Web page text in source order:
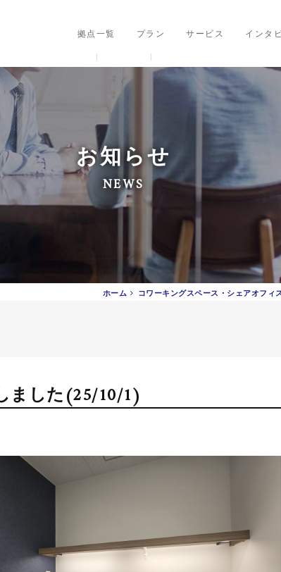
拠点一覧 プラン サービス インタ
お知らせ
NEWS
ホーム コワーキングスペース・シェアオフィ
ました(25/10/1)